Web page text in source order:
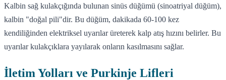
Kalbin sağ kulakçığında bulunan sinüs düğümü (sinoatriyal düğüm),
kalbin "doğal pili"dir. Bu düğüm, dakikada 60-100 kez
kendiliğinden elektriksel uyarılar üreterek kalp atış hızını belirler. Bu
uyarılar kulakçıklara yayılarak onların kasılmasını sağlar.
İletim Yolları ve Purkinje Lifleri